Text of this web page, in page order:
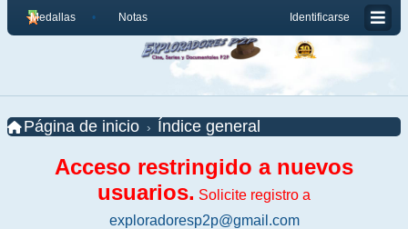
Identificarse
Medallas Notas
Página de inicio Índice general
Acceso restringido a nuevos
usuarios. Solicite registro a
exploradoresp2p@gmail.com